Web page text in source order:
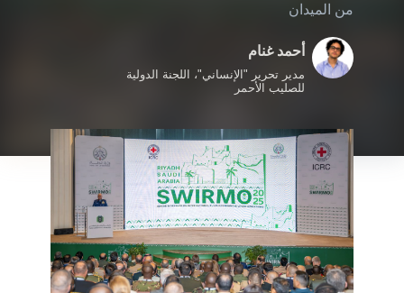
من الميدان
أحمد غنام
مدير تحرير "الإنساني"، اللجنة الدولية
للصليب الأحمر